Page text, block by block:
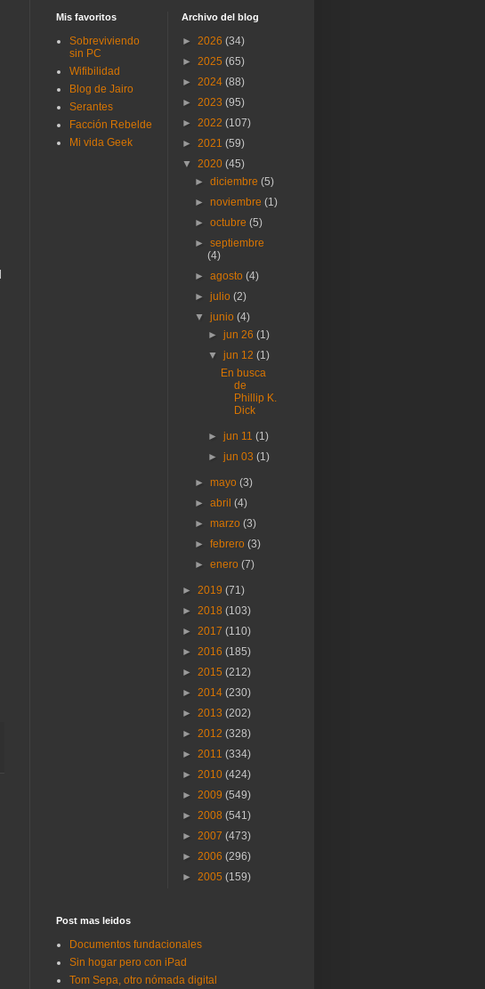
Mis favoritos
Sobreviviendo
sin PC
Wifibilidad
Blog de Jairo
Serantes
Facción Rebelde
Mi vida Geek
Archivo del blog
► 2026 (34)
► 2025 (65)
► 2024 (88)
► 2023 (95)
► 2022 (107)
► 2021 (59)
▼ 2020 (45)
►diciembre(5)
►noviembre(1)
►octubre(5)
►septiembre
(4)
►agosto(4)
►julio(2)
▼junio(4)
► jun 26 (1)
▼ jun 12 (1)
En busca
de
Phillip K.
Dick
► jun 11 (1)
► jun 03 (1)
►mayo(3)
►abril(4)
►marzo(3)
►febrero(3)
►enero(7)
► 2019 (71)
► 2018 (103)
► 2017 (110)
► 2016 (185)
► 2015 (212)
► 2014 (230)
► 2013 (202)
► 2012 (328)
► 2011 (334)
► 2010 (424)
► 2009 (549)
► 2008 (541)
► 2007 (473)
► 2006 (296)
► 2005 (159)
Post mas lei­dos
Documentos fundacionales
Sin hogar pero con iPad
Tom Sepa, otro nómada digital